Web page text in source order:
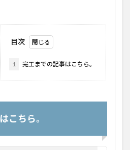
目次
1 完工までの記事はこちら。
こちら。